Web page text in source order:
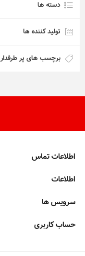
دسته ها
تولید کننده ها
برچسب های پر طرفدار
اطلاعات تماس
اطلاعات
سرویس ها
حساب کاربری